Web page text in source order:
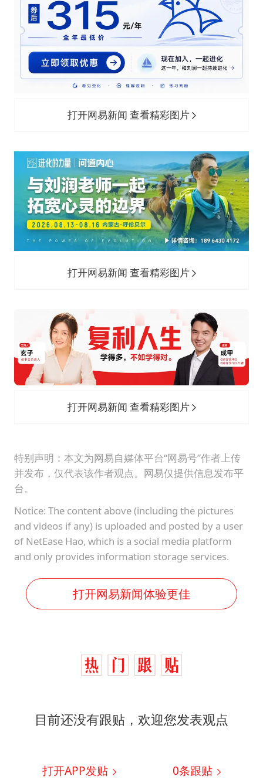
打开网易新闻 查看精彩图片
打开网易新闻 查看精彩图片
打开网易新闻 查看精彩图片
特别声明：本文为网易自媒体平台“网易号”作者上传
并发布，仅代表该作者观点。网易仅提供信息发布平
台。
Notice: The content above (including the pictures
and videos if any) is uploaded and posted by a user
of NetEase Hao, which is a social media platform
and only provides information storage services.
打开网易新闻体验更佳
目前还没有跟贴，欢迎您发表观点
打开APP发贴 0条跟贴